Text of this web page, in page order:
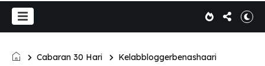
Cabaran 30 Hari Kelabbloggerbenashaari